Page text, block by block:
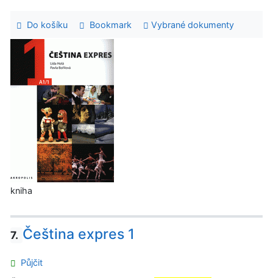
Do košíku Bookmark Vybrané dokumenty
kniha
7. Čeština expres 1
Půjčit